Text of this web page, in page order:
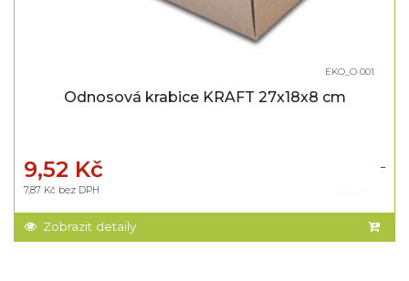
EKO_O 001
Odnosová krabice KRAFT 27x18x8 cm
9,52 Kč
7,87 Kč bez DPH
Zobrazit detaily